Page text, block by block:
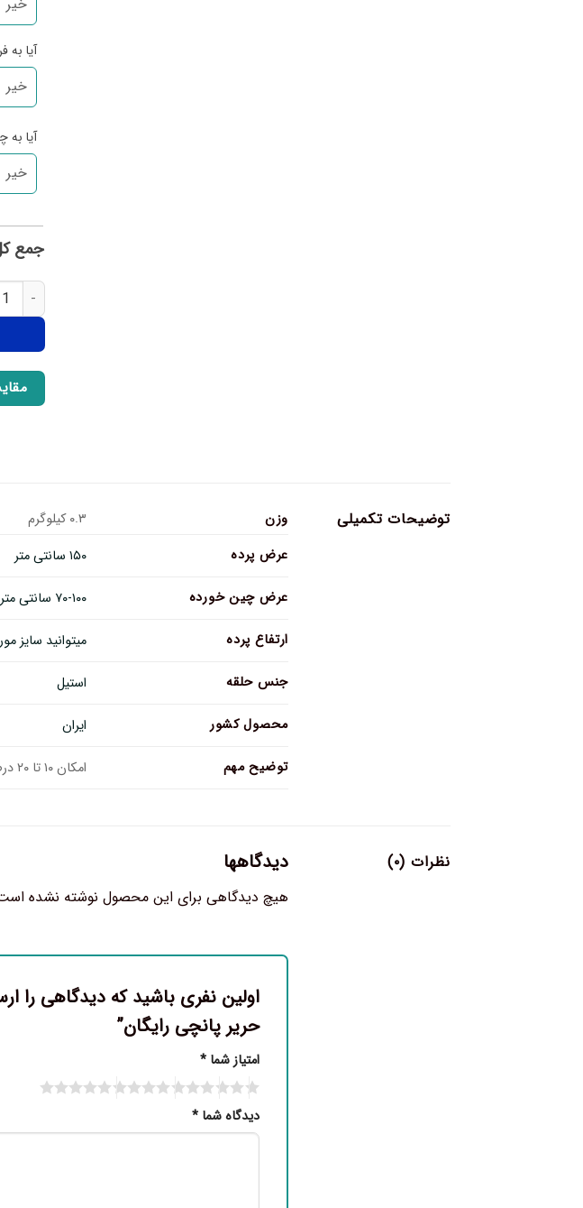
آیا به
آیا به
جمع
توضیحات تکمیلی وزن
۰.۳ کیلوگرم
عرض پرده
۱۵۰ سانتی متر
عرض چین خورده ۷۰-۱۰۰ سانتی متر
ارتفاع پرده میتوانید سایز
جنس حلقه استیل
محصول کشور ایران
توضیح مهم امکان ۱۰ تا ۲۰ درصد تفاوت رنگ باعکس محصول وجود دارد
نظرات (۰) دیدگاهها
هیچ دیدگاهی برای این محصول نوشته نشده
اولین نفری باشید که دیدگاهی را
حریر پانچی رایگان”
امتیاز شما *
دیدگاه شما *